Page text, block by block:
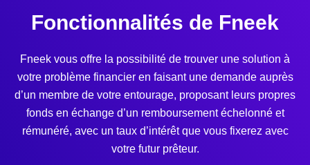
Fonctionnalités de Fneek
Fneek vous offre la possibilité de trouver une solution à
votre problème financier en faisant une demande auprès
d’un membre de votre entourage, proposant leurs propres
fonds en échange d’un remboursement échelonné et
rémunéré, avec un taux d’intérêt que vous fixerez avec
votre futur prêteur.